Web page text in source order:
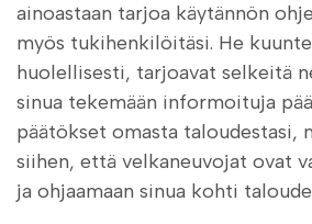
ainoastaan tarjoa käytännön
myös tukihenkilöitäsi. He
huolellisesti, tarjoavat selkeitä
sinua tekemään informoituja
päätökset omasta taloudestasi,
siihen, että velkaneuvojat ovat
ja ohjaamaan sinua kohti